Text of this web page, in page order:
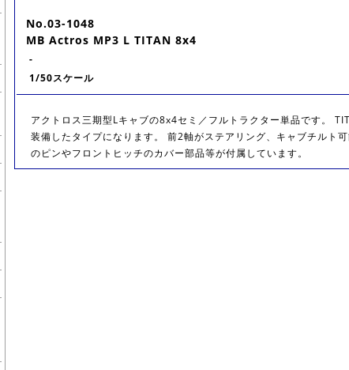
No.03-1048
MB Actros MP3 L TITAN 8x4
-
1/50スケール
アクトロス三期型Lキャブの8x4セミ／フルトラクター単品です。
装備したタイプになります。 前2軸がステアリング、キャブチルト
のピンやフロントヒッチのカバー部品等が付属しています。